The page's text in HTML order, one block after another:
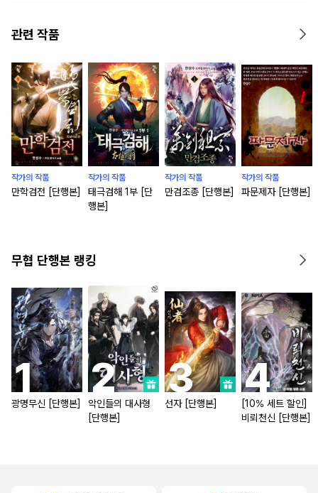
관련 작품
작가의 작품
만학검전 [단행본]
작가의 작품
태극검해 1부 [단
행본]
작가의 작품
만검조종 [단행본]
작가의 작품
파문제자 [단행본]
무협 단행본 랭킹
광명무신 [단행본]
악인들의 대사형
[단행본]
선자 [단행본]
[10% 세트 할인]
비뢰천신 [단행본]